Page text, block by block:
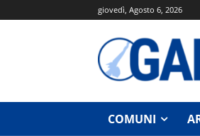
giovedì, Agosto 6, 2026
COMUNI